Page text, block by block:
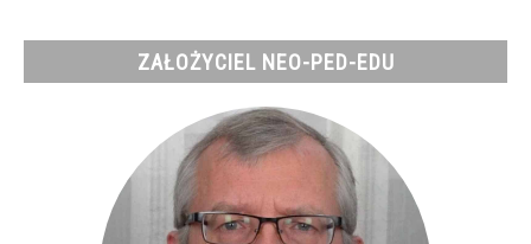
ZAŁOŻYCIEL NEO-PED-EDU